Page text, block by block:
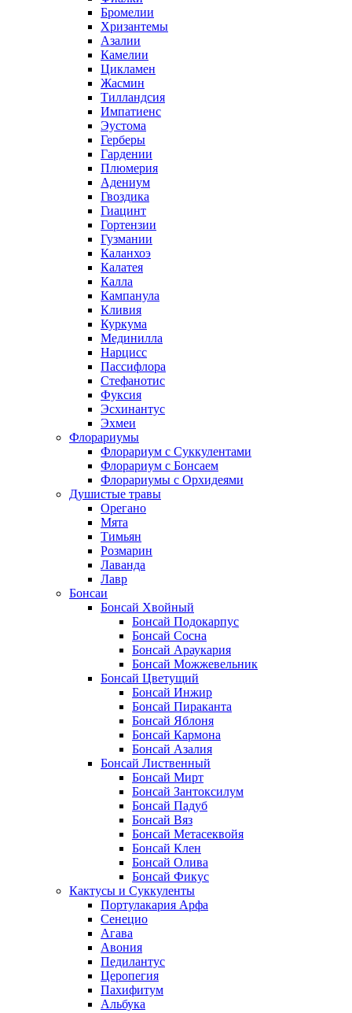
Бромелии
Хризантемы
Азалии
Камелии
Цикламен
Жасмин
Тилландсия
Импатиенс
Эустома
Герберы
Гардении
Плюмерия
Адениум
Гвоздика
Гиацинт
Гортензии
Гузмании
Каланхоэ
Калатея
Калла
Кампанула
Кливия
Куркума
Мединилла
Нарцисс
Пассифлора
Стефанотис
Фуксия
Эсхинантус
Эхмеи
Флорариумы
Флорариум с Суккулентами
Флорариум с Бонсаем
Флорариумы с Орхидеями
Душистые травы
Орегано
Мята
Тимьян
Розмарин
Лаванда
Лавр
Бонсаи
Бонсай Хвойный
Бонсай Подокарпус
Бонсай Сосна
Бонсай Араукария
Бонсай Можжевельник
Бонсай Цветущий
Бонсай Инжир
Бонсай Пираканта
Бонсай Яблоня
Бонсай Кармона
Бонсай Азалия
Бонсай Лиственный
Бонсай Мирт
Бонсай Зантоксилум
Бонсай Падуб
Бонсай Вяз
Бонсай Метасеквойя
Бонсай Клен
Бонсай Олива
Бонсай Фикус
Кактусы и Суккуленты
Портулакария Арфа
Сенецио
Агава
Авония
Педилантус
Церопегия
Пахифитум
Альбука